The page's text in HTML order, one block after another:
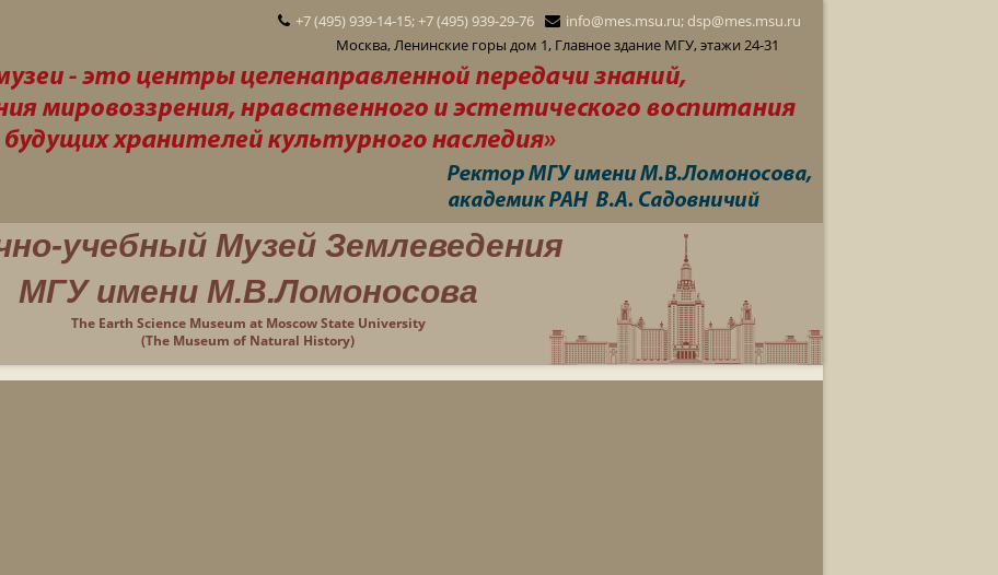
+7 (495) 939-14-15; +7 (495) 939-29-76
info@mes.msu.ru; dsp@mes.msu.ru
Москва, Ленинские горы дом 1, Главное здание МГУ, этажи 24-31
учебный Музей Землеведения
МГУ имени М.В.Ломоносова
The Earth Science Museum at Moscow State University
(The Museum of Natural History)